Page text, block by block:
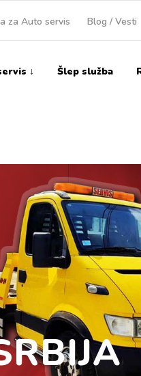
za Auto servis Blog / Vesti
↓ Šlep služba